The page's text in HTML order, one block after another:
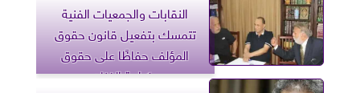
النقابات والجمعيات الفنية
تتمسك بتفعيل قانون حقوق
المؤلف حفاظًا على حقوق
وكرامة الفنان